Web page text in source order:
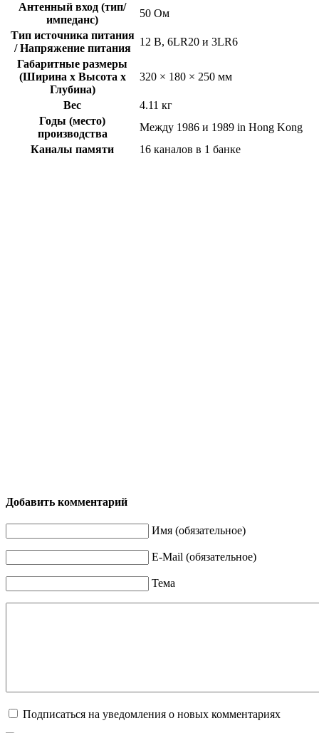
Антенный вход (тип/
импеданс)
50 Ом
Тип источника питания
/ Напряжение питания
12 В, 6LR20 и 3LR6
Габаритные размеры
(Ширина x Высота x
Глубина)
320 × 180 × 250 мм
Вес
4.11 кг
Годы (место)
производства
Между 1986 и 1989 in Hong Kong
Каналы памяти
16 каналов в 1 банке
Добавить комментарий
Имя (обязательное)
E-Mail (обязательное)
Тема
Подписаться на уведомления о новых комментариях